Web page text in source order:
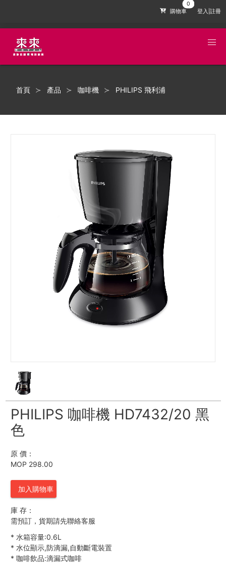
購物車 登入|註冊
首頁 產品 咖啡機 PHILIPS 飛利浦
PHILIPS 咖啡機 HD7432/20 黑
色
原 價：
MOP 298.00
加入購物車
庫 存：
需預訂，貨期請先聯絡客服
* 水箱容量:0.6L
* 水位顯示,防滴漏,自動斷電裝置
* 咖啡飲品:滴漏式咖啡